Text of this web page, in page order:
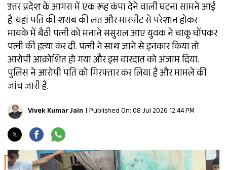
उत्तर प्रदेश के आगरा में एक रूह कंपा देने वाली घटना सामने आई
है. यहां पति की शराब की लत और मारपीट से परेशान होकर
मायके में बैठी पत्नी को मनाने ससुराल आए युवक ने चाकू घोंपकर
पत्नी की हत्या कर दी. पत्नी ने साथ जाने से इनकार किया तो
आरोपी आक्रोशित हो गया और इस वारदात को अंजाम दिया.
पुलिस ने आरोपी पति को गिरफ्तार कर लिया है और मामले की
जांच जारी है.
Vivek Kumar Jain Published On: 08 Jul 2026 12:44 PM